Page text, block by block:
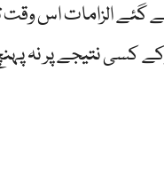
گئے الزامات اس
نتیجے پر نہ